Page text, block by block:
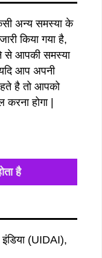
अन्य समस्या के
किया गया है,
से आपकी समस्या
आप अपनी
है तो आपको
होगा |
है
(UIDAI),